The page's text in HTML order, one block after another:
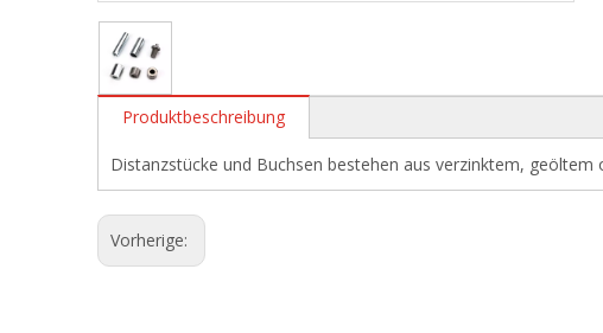
Produktbeschreibung
Distanzstücke und Buchsen bestehen aus verzinktem,
Vorherige: